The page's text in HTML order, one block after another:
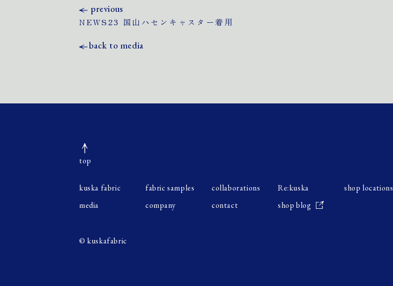
previous
NEWS23 国山ハセンキャスター着用
back to media
top
kuska fabric fabric samples collaborations Re:kuska
shop locations
media
company contact shop blog
© kuskafabric